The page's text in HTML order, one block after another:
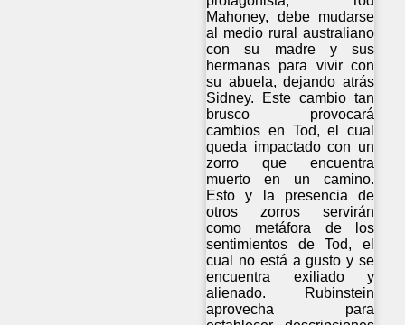
Mahoney, debe mudarse
al medio rural australiano
con su madre y sus
hermanas para vivir con
su abuela, dejando atrás
Sidney. Este cambio tan
brusco provocará
cambios en Tod, el cual
queda impactado con un
zorro que encuentra
muerto en un camino.
Esto y la presencia de
otros zorros servirán
como metáfora de los
sentimientos de Tod, el
cual no está a gusto y se
encuentra exiliado y
alienado. Rubinstein
aprovecha para